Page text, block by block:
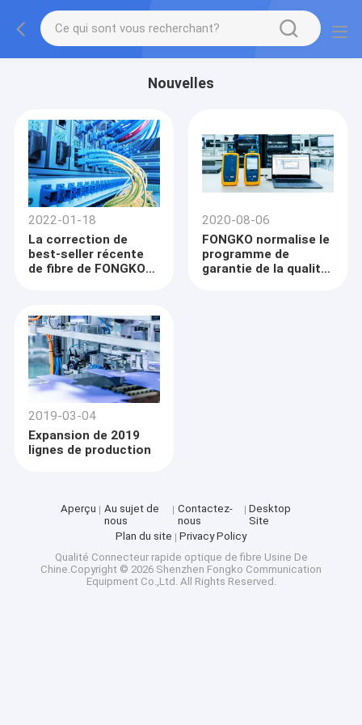
Nouvelles
2022-01-18
La correction de
best-seller récente
de fibre de FONGKO
2020-08-06
FONGKO normalise le
programme de
garantie de la qualité
2019-03-04
Expansion de 2019
lignes de production
Aperçu
Au sujet de
nous
Contactez-
nous
Desktop
Site
Plan du site
Privacy Policy
Qualité Connecteur rapide optique de fibre Usine De
Chine.Copyright © 2026 Shenzhen Fongko Communication
Equipment Co.,Ltd. All Rights Reserved.